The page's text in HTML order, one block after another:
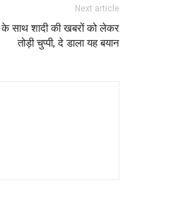
Next article
साथ शादी की खबरों को लेकर
तोड़ी चुप्पी, दे डाला यह बयान